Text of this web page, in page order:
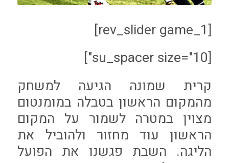
[rev_slider game_1]
[su_spacer size="10"]
קרית שמונה הגיעה למשחק
מהמקום הראשון בטבלה במומנטום
מצוין במטרה לשמור על המקום
הראשון עוד מחזור ולהוביל את
הליגה. השבת פגשנו את הפועל